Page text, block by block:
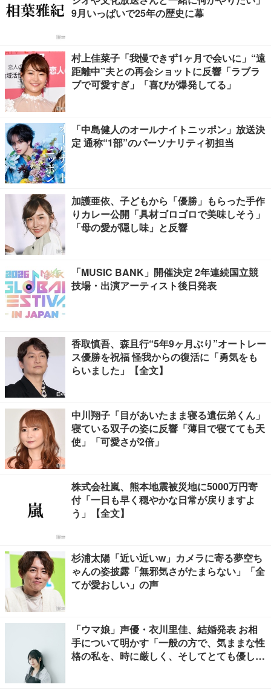
9月いっぱいで25年の歴史に幕
村上佳菜子「我慢できず1ヶ月で会いに」“遠
距離中”夫との再会ショットに反響「ラブラ
ブで可愛すぎ」「喜びが爆発してる」
「中島健人のオールナイトニッポン」放送決
定 通称“1部”のパーソナリティ初担当
加護亜依、子どもから「優勝」もらった手作
りカレー公開「具材ゴロゴロで美味しそう」
「母の愛が隠し味」と反響
「MUSIC BANK」開催決定 2年連続国立競
技場・出演アーティスト後日発表
香取慎吾、森且行“5年9ヶ月ぶり”オートレー
ス優勝を祝福 怪我からの復活に「勇気をも
らいました」【全文】
中川翔子「目があいたまま寝る遺伝弟くん」
寝ている双子の姿に反響「薄目で寝てても天
使」「可愛さが2倍」
株式会社嵐、熊本地震被災地に5000万円寄
付「一日も早く穏やかな日常が戻りますよ
う」【全文】
杉浦太陽「近い近いw」カメラに寄る夢空ち
ゃんの姿披露「無邪気さがたまらない」「全
てが愛おしい」の声
「ウマ娘」声優・衣川里佳、結婚発表 お相
手について明かす「一般の方で、気ままな性
格の私を、時に厳しく、そしてとても優し